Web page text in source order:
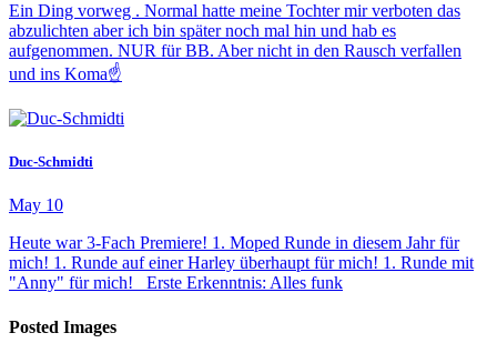
Ein Ding vorweg . Normal hatte meine Tochter mir verboten das
abzulichten aber ich bin später noch mal hin und hab es
aufgenommen. NUR für BB. Aber nicht in den Rausch verfallen
und ins Koma☝️
Duc-Schmidti
May 10
Heute war 3-Fach Premiere! 1. Moped Runde in diesem Jahr für
mich! 1. Runde auf einer Harley überhaupt für mich! 1. Runde mit
"Anny" für mich! Erste Erkenntnis: Alles funk
Posted Images